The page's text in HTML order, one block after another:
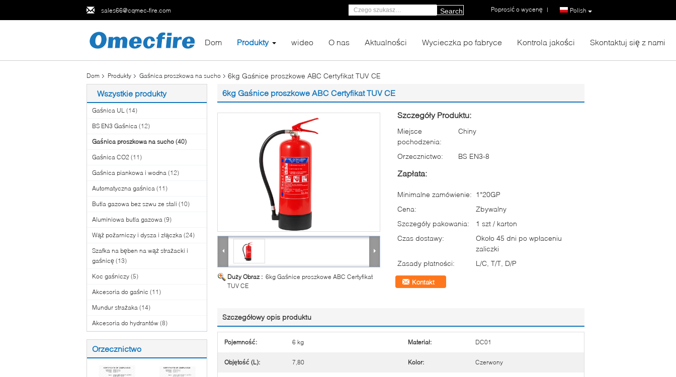
sales66@cqmec-fire.com Polish
Poprosić o wycenę |
Search
Dom Produkty wideo O nas Aktualności Wycieczka po fabryce Kontrola jakości Skontaktuj się z nami
Dom Produkty Gaśnica proszkowa na sucho 6kg Gaśnice proszkowe ABC Certyfikat TUV CE
Wszystkie produkty
Gaśnica UL (14)
BS EN3 Gaśnica (12)
Gaśnica proszkowa na sucho (40)
Gaśnica CO2 (11)
Gaśnica piankowa i wodna (12)
Automatyczna gaśnica (11)
Butla gazowa bez szwu ze stali (10)
Aluminiowa butla gazowa (9)
Wąż pożarniczy i dysza i złączka (24)
Szafka na bęben na wąż strażacki i
gaśnicę (13)
Koc gaśniczy (5)
Akcesoria do gaśnic (11)
Mundur strażaka (14)
Akcesoria do hydrantów (8)
Orzecznictwo
6kg Gaśnice proszkowe ABC Certyfikat TUV CE
Duży Obraz : 6kg Gaśnice proszkowe ABC Certyfikat
TUV CE
Szczegóły Produktu:
Miejsce
pochodzenia:
Chiny
Orzecznictwo: BS EN3-8
Zapłata:
Minimalne zamówienie: 1*20GP
Cena:
Zbywalny
Szczegóły pakowania:
1 szt / karton
Czas dostawy:
Około 45 dni po wpłaceniu
zaliczki
Zasady płatności:
L/C, T/T, D/P
Kontakt
Szczegółowy opis produktu
Pojemność: 6 kg Materiał: DC01
Objętość (L): 7,80 Kolor: Czerwony